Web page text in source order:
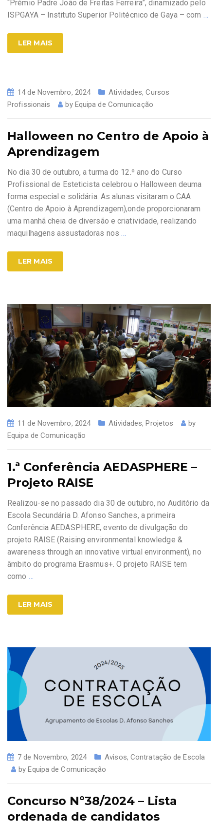
“Prémio Padre João de Freitas Ferreira”, dinamizado pelo
ISPGAYA – Instituto Superior Politécnico de Gaya – com …
LER MAIS
14 de Novembro, 2024 Atividades,Cursos
Profissionais
by Equipa de Comunicação
Halloween no Centro de Apoio à
Aprendizagem
No dia 30 de outubro, a turma do 12.º ano do Curso
Profissional de Esteticista celebrou o Halloween deuma
forma especial e solidária. As alunas visitaram o CAA
(Centro de Apoio à Aprendizagem),onde proporcionaram
uma manhã cheia de diversão e criatividade, realizando
maquilhagens assustadoras nos…
LER MAIS
11 de Novembro, 2024 Atividades,Projetos
by
Equipa de Comunicação
1.ª Conferência AEDASPHERE –
Projeto RAISE
Realizou-se no passado dia 30 de outubro, no Auditório da
Escola Secundária D. Afonso Sanches, a primeira
Conferência AEDASPHERE, evento de divulgação do
projeto RAISE (Raising environmental knowledge &
awareness through an innovative virtual environment), no
âmbito do programa Erasmus+. O projeto RAISE tem
como …
LER MAIS
7 de Novembro, 2024 Avisos, Contratação de Escola
byEquipa de Comunicação
Concurso Nº38/2024 – Lista
ordenada de candidatos